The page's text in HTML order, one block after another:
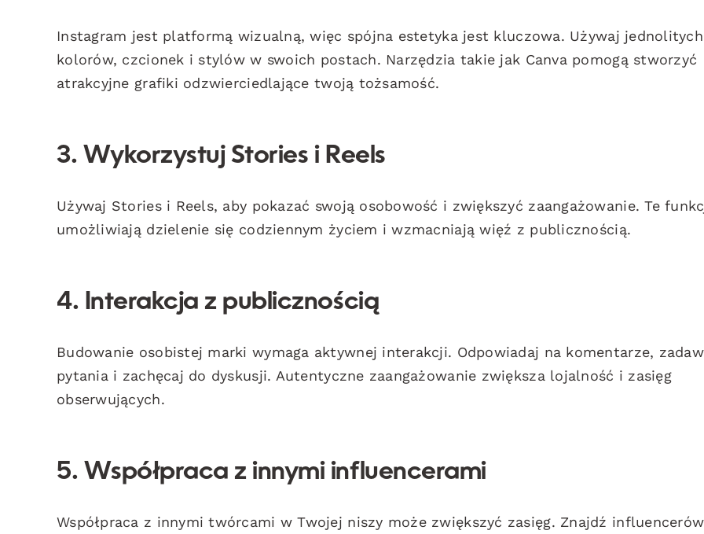
Instagram jest platformą wizualną, więc spójna estetyka jest kluczowa. Używaj jednolitych
kolorów, czcionek i stylów w swoich postach. Narzędzia takie jak Canva pomogą stworzyć
atrakcyjne grafiki odzwierciedlające twoją tożsamość.
3. Wykorzystuj Stories i Reels
Używaj Stories i Reels, aby pokazać swoją osobowość i zwiększyć zaangażowanie. Te
umożliwiają dzielenie się codziennym życiem i wzmacniają więź z publicznością.
4. Interakcja z publicznością
Budowanie osobistej marki wymaga aktywnej interakcji. Odpowiadaj na komentarze,
pytania i zachęcaj do dyskusji. Autentyczne zaangażowanie zwiększa lojalność i zasięg
obserwujących.
5. Współpraca z innymi influencerami
Współpraca z innymi twórcami w Twojej niszy może zwiększyć zasięg. Znajdź